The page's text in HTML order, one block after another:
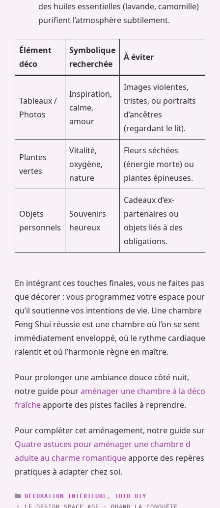
des huiles essentielles (lavande, camomille)
purifient l’atmosphère subtilement.
Élément
déco
Symbolique
recherchée
À éviter
Tableaux /
Photos
Inspiration,
calme,
amour
Images violentes,
tristes, ou portraits
d’ancêtres
(regardant le lit).
Plantes
vertes
Vitalité,
oxygène,
nature
Fleurs séchées
(énergie morte) ou
plantes épineuses.
Objets
personnels
Souvenirs
heureux
Cadeaux d’ex-
partenaires ou
objets liés à des
obligations.
En intégrant ces touches finales, vous ne faites pas
que décorer : vous programmez votre espace pour
qu’il soutienne vos intentions de vie. Une chambre
Feng Shui réussie est une chambre où l’on se sent
immédiatement enveloppé, où le rythme cardiaque
ralentit et où l’harmonie règne en maître.
Pour prolonger une ambiance douce côté nuit,
notre guide pouraménager une chambre à la déco
fraîcheapporte des pistes faciles à reprendre.
Pour compléter cet aménagement, notre guide sur
Quatre astuces pour aménager une chambre d
adulte au charme romantiqueapporte des repères
pratiques à adapter chez soi.
CATÉGORIES
DÉCORATION INTÉRIEURE ,TUTO DIY